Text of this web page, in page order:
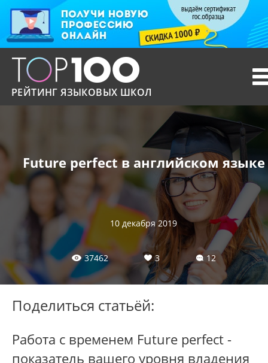
РЕЙТИНГ ЯЗЫКОВЫХ ШКОЛ
Future perfect в английском языке
10 декабря 2019
37462 3 12
Поделиться статьёй:
Работа с временем Future perfect -
показатель вашего уровня владения